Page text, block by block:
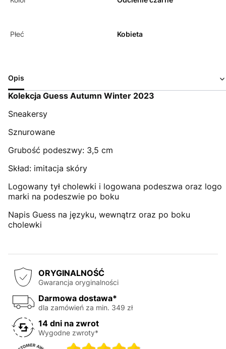
Płeć Kobieta
Opis
Kolekcja Guess Autumn Winter 2023
Sneakersy
Sznurowane
Grubość podeszwy: 3,5 cm
Skład: imitacja skóry
Logowany tył cholewki i logowana podeszwa oraz logo
marki na podeszwie po boku
Napis Guess na języku, wewnątrz oraz po boku
cholewki
ORYGINALNOŚĆ
Gwarancja oryginalności
Darmowa dostawa*
dla zamówień za min. 349 zł
14 dni na zwrot
Wygodne zwroty*